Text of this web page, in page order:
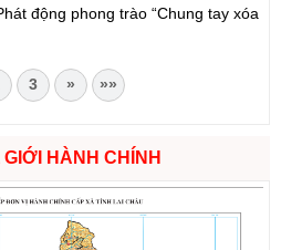
động phong trào “Chung tay xóa
3 » »»
HÀNH CHÍNH